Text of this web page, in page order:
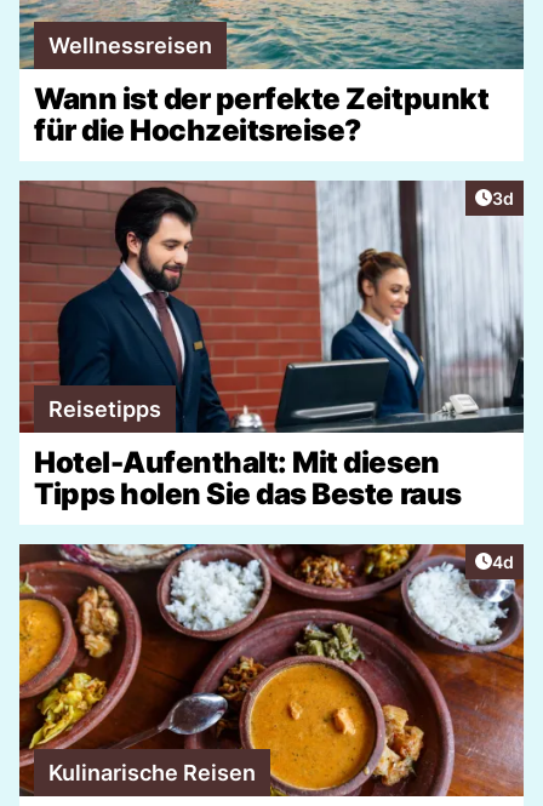
Wellnessreisen
Wann ist der perfekte Zeitpunkt
für die Hochzeitsreise?
3d
Reisetipps
Hotel-Aufenthalt: Mit diesen
Tipps holen Sie das Beste raus
4d
Kulinarische Reisen